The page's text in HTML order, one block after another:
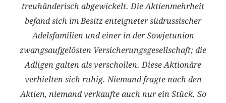
treuhänderisch abgewickelt. Die Aktienmehrheit
befand sich im Besitz enteigneter südrussischer
Adelsfamilien und einer in der Sowjetunion
zwangsaufgelösten Versicherungsgesellschaft; die
A­dligen galten als verschollen. Diese Aktionäre
verhielten sich ruhig. Niemand fragte nach den
Aktien, niemand verkaufte auch nur ein Stück. So